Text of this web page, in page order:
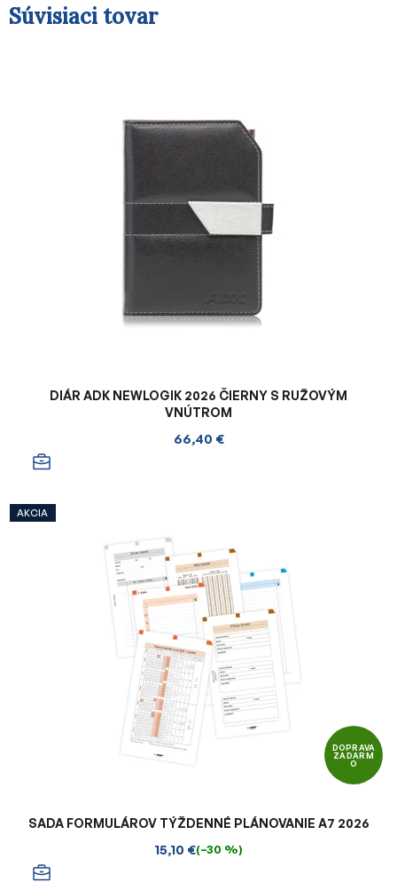
Súvisiaci tovar
DIÁR ADK NEWLOGIK 2026 ČIERNY S RUŽOVÝM
VNÚTROM
66,40 €
AKCIA
DOPRAVA
ZADARM
O
SADA FORMULÁROV TÝŽDENNÉ PLÁNOVANIE A7 2026
15,10 €(–30 %)